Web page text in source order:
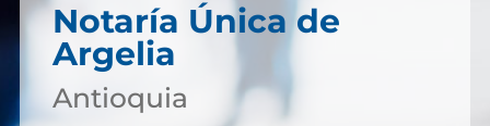
Notaría Única de
Argelia
Antioquia